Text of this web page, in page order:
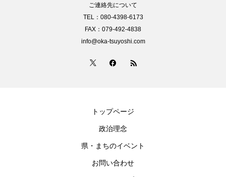
ご連絡先について
TEL：080-4398-6173
FAX：079-492-4838
info@oka-tsuyoshi.com
トップページ
政治理念
県・まちのイベント
お問い合わせ